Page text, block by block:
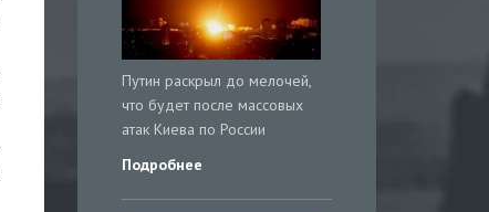
Путин раскрыл до мелочей,
что будет после массовых
атак Киева по России
Подробнее